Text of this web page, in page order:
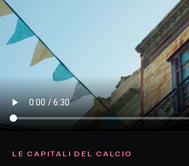
LE CAPITALI DEL CALCIO